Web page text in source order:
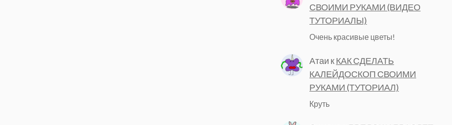
СВОИМИ РУКАМИ (ВИДЕО
ТУТОРИАЛЫ)
Очень красивые цветы!
Атаи кКАК СДЕЛАТЬ
КАЛЕЙДОСКОП СВОИМИ
РУКАМИ (ТУТОРИАЛ)
Круть